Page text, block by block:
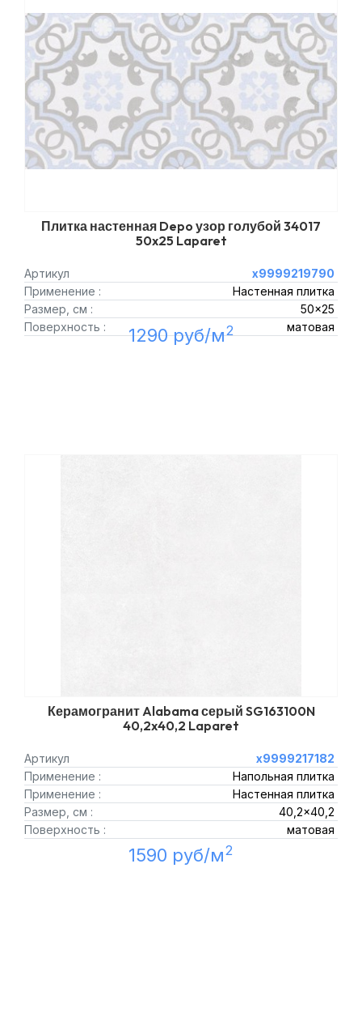
Плитка настенная Depo узор голубой 34017
50x25 Laparet
Артикул
х9999219790
Применение :
Настенная плитка
Размер, см :
50x25
Поверхность :
матовая
1290 руб/м2
Керамогранит Alabama серый SG163100N
40,2x40,2 Laparet
Артикул
х9999217182
Применение :
Напольная плитка
Применение :
Настенная плитка
Размер, см :
40,2x40,2
Поверхность :
матовая
1590 руб/м2